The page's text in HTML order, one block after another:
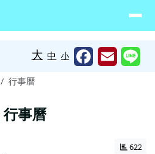
大 中 小
行事曆
行事曆
622